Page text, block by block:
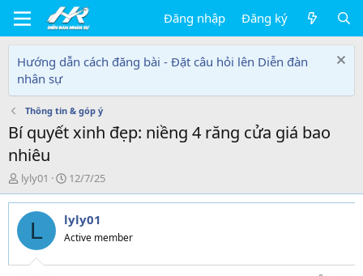
Đăng nhập Đăng ký
Hướng dẫn cách đăng bài - Đặt câu hỏi lên Diễn đàn
nhân sự
Thông tin & góp ý
Bí quyết xinh đẹp: niềng 4 răng cửa giá bao
nhiêu
T
h
r
e
d
s
lyly01
N
g
à
y
g
i
12/7/25
L lyly01
Active member